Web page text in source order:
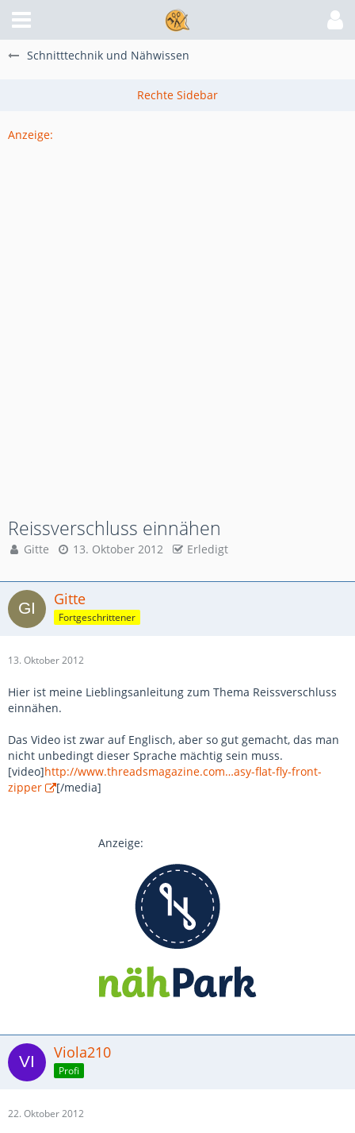
Schnitttechnik und Nähwissen
Anzeige:
Reissverschluss einnähen
Gitte 13. Oktober 2012 Erledigt
Gitte
Fortgeschrittener
13. Oktober 2012
Hier ist meine Lieblingsanleitung zum Thema Reissverschluss
einnähen.
Das Video ist zwar auf Englisch, aber so gut gemacht, das man
nicht unbedingt dieser Sprache mächtig sein muss.
[video]http://www.threadsmagazine.com…asy-flat-fly-front-
zipper
[/media]
Anzeige:
Viola210
Profi
22. Oktober 2012